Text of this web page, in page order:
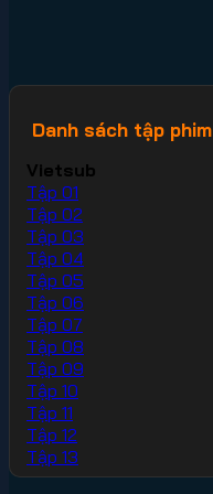
Danh sách tập phim
Vietsub
Tập 01
Tập 02
Tập 03
Tập 04
Tập 05
Tập 06
Tập 07
Tập 08
Tập 09
Tập 10
Tập 11
Tập 12
Tập 13